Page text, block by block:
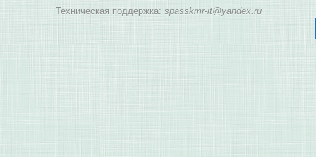
Техническая поддержка: spasskmr-it@yandex.ru